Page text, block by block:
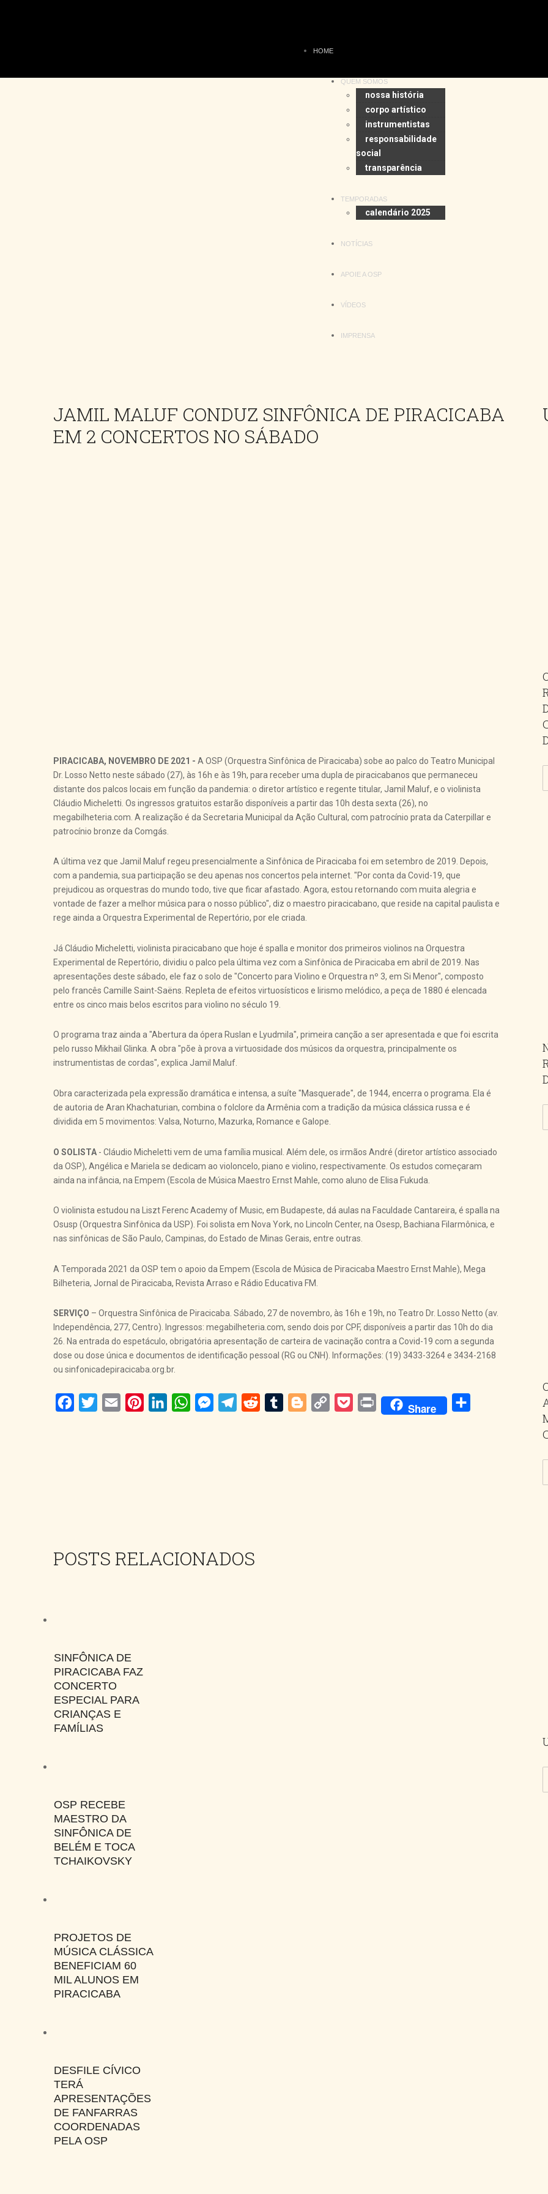
HOME
QUEM SOMOS
nossa história
corpo artístico
instrumentistas
responsabilidade
social
transparência
TEMPORADAS
calendário 2025
NOTÍCIAS
APOIE A OSP
VÍDEOS
IMPRENSA
JAMIL MALUF CONDUZ SINFÔNICA DE PIRACICABA
EM 2 CONCERTOS NO SÁBADO
PIRACICABA, NOVEMBRO DE 2021 - A OSP (Orquestra Sinfônica de Piracicaba) sobe ao palco do Teatro Municipal
Dr. Losso Netto neste sábado (27), às 16h e às 19h, para receber uma dupla de piracicabanos que permaneceu
distante dos palcos locais em função da pandemia: o diretor artístico e regente titular, Jamil Maluf, e o violinista
Cláudio Micheletti. Os ingressos gratuitos estarão disponíveis a partir das 10h desta sexta (26), no
megabilheteria.com. A realização é da Secretaria Municipal da Ação Cultural, com patrocínio prata da Caterpillar e
patrocínio bronze da Comgás.
A última vez que Jamil Maluf regeu presencialmente a Sinfônica de Piracicaba foi em setembro de 2019. Depois,
com a pandemia, sua participação se deu apenas nos concertos pela internet. "Por conta da Covid-19, que
prejudicou as orquestras do mundo todo, tive que ficar afastado. Agora, estou retornando com muita alegria e
vontade de fazer a melhor música para o nosso público", diz o maestro piracicabano, que reside na capital paulista e
rege ainda a Orquestra Experimental de Repertório, por ele criada.
Já Cláudio Micheletti, violinista piracicabano que hoje é spalla e monitor dos primeiros violinos na Orquestra
Experimental de Repertório, dividiu o palco pela última vez com a Sinfônica de Piracicaba em abril de 2019. Nas
apresentações deste sábado, ele faz o solo de "Concerto para Violino e Orquestra nº 3, em Si Menor", composto
pelo francês Camille Saint-Saëns. Repleta de efeitos virtuosísticos e lirismo melódico, a peça de 1880 é elencada
entre os cinco mais belos escritos para violino no século 19.
O programa traz ainda a "Abertura da ópera Ruslan e Lyudmila", primeira canção a ser apresentada e que foi escrita
pelo russo Mikhail Glinka. A obra "põe à prova a virtuosidade dos músicos da orquestra, principalmente os
instrumentistas de cordas", explica Jamil Maluf.
Obra caracterizada pela expressão dramática e intensa, a suíte "Masquerade", de 1944, encerra o programa. Ela é
de autoria de Aran Khachaturian, combina o folclore da Armênia com a tradição da música clássica russa e é
dividida em 5 movimentos: Valsa, Noturno, Mazurka, Romance e Galope.
O SOLISTA - Cláudio Micheletti vem de uma família musical. Além dele, os irmãos André (diretor artístico associado
da OSP), Angélica e Mariela se dedicam ao violoncelo, piano e violino, respectivamente. Os estudos começaram
ainda na infância, na Empem (Escola de Música Maestro Ernst Mahle, como aluno de Elisa Fukuda.
O violinista estudou na Liszt Ferenc Academy of Music, em Budapeste, dá aulas na Faculdade Cantareira, é spalla na
Osusp (Orquestra Sinfônica da USP). Foi solista em Nova York, no Lincoln Center, na Osesp, Bachiana Filarmônica, e
nas sinfônicas de São Paulo, Campinas, do Estado de Minas Gerais, entre outras.
A Temporada 2021 da OSP tem o apoio da Empem (Escola de Música de Piracicaba Maestro Ernst Mahle), Mega
Bilheteria, Jornal de Piracicaba, Revista Arraso e Rádio Educativa FM.
SERVIÇO – Orquestra Sinfônica de Piracicaba. Sábado, 27 de novembro, às 16h e 19h, no Teatro Dr. Losso Netto (av.
Independência, 277, Centro). Ingressos: megabilheteria.com, sendo dois por CPF, disponíveis a partir das 10h do dia
26. Na entrada do espetáculo, obrigatória apresentação de carteira de vacinação contra a Covid-19 com a segunda
dose ou dose única e documentos de identificação pessoal (RG ou CNH). Informações: (19) 3433-3264 e 3434-2168
ou sinfonicadepiracicaba.org.br.
Facebook
Twitter Email PinterestLinkedInWhatsAppMessengerTelegram
Reddit Tumblr BloggerCopy
PocketPrint Share
POSTS RELACIONADOS
SINFÔNICA DE
PIRACICABA FAZ
CONCERTO
ESPECIAL PARA
CRIANÇAS E
FAMÍLIAS
OSP RECEBE
MAESTRO DA
SINFÔNICA DE
BELÉM E TOCA
TCHAIKOVSKY
PROJETOS DE
MÚSICA CLÁSSICA
BENEFICIAM 60
MIL ALUNOS EM
PIRACICABA
DESFILE CÍVICO
TERÁ
APRESENTAÇÕES
DE FANFARRAS
COORDENADAS
PELA OSP